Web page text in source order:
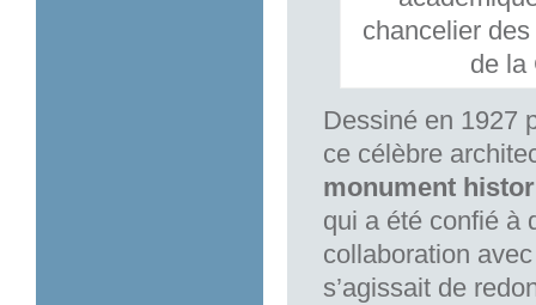
chancelier
de la
Dessiné en 1927
ce célèbre
monument
qui a été confié à
collaboration
s’agissait de